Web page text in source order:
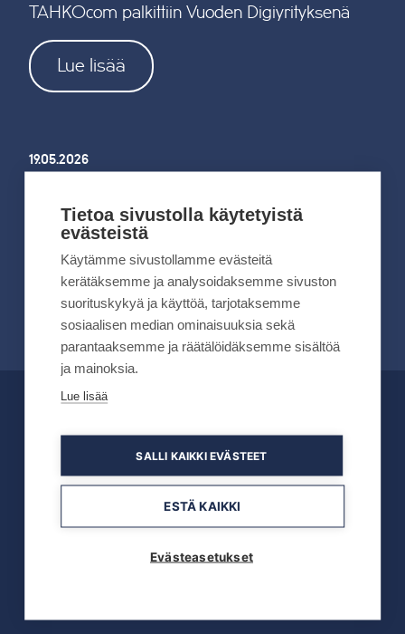
TAHKOcom palkittiin Vuoden Digiyrityksenä
Lue lisää
19.05.2026
kesällä 2026
Lue lisää
Tietoa sivustolla käytetyistä
evästeistä
Käytämme sivustollamme evästeitä
kerätäksemme ja analysoidaksemme sivuston
suorituskykyä ja käyttöä, tarjotaksemme
sosiaalisen median ominaisuuksia sekä
parantaaksemme ja räätälöidäksemme sisältöä
ja mainoksia.
Lue lisää
SALLI KAIKKI EVÄSTEET
ESTÄ KAIKKI
Evästeasetukset